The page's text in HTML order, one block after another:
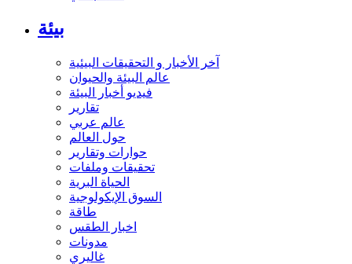
بيئة
آخر الأخبار و التحقيقات البيئية
عالم البيئة والحيوان
فيديو أخبار البيئة
تقارير
عالم عربي
حول العالم
حوارات وتقارير
تحقيقات وملفات
الحياة البرية
السوق الإيكولوجية
طاقة
اخبار الطقس
مدونات
غاليري